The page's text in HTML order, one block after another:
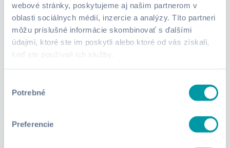
webové stránky, poskytujeme aj našim partnerom v
oblasti sociálnych médií, inzercie a analýzy. Títo partneri
môžu príslušné informácie skombinovať s ďalšími
údajmi, ktoré ste im poskytli alebo ktoré od vás získali,
keď ste používali ich služby.
súhlasu
Potrebné
Preferencie